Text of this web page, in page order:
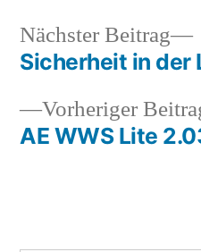
Vorheriger
AE WWS Lite
Nächster Beitrag
Sicherheit in der